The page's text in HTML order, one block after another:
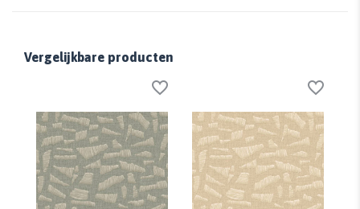
Vergelijkbare producten